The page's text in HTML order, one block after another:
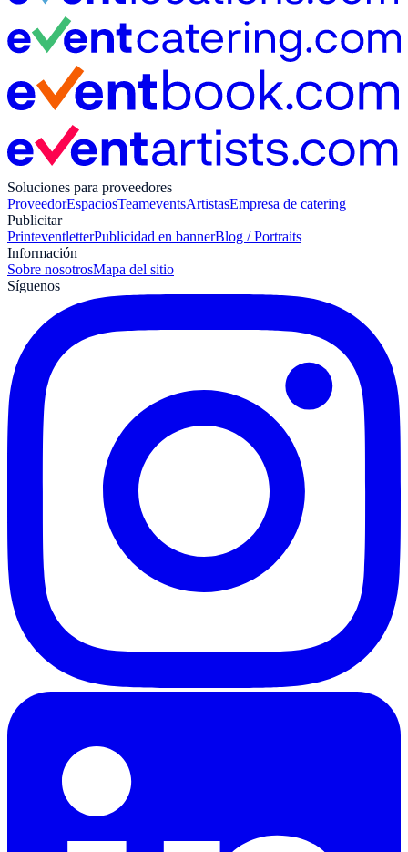
Soluciones para proveedores
ProveedorEspaciosTeameventsArtistasEmpresa de catering
Publicitar
PrinteventletterPublicidad en bannerBlog / Portraits
Información
Sobre nosotrosMapa del sitio
Síguenos